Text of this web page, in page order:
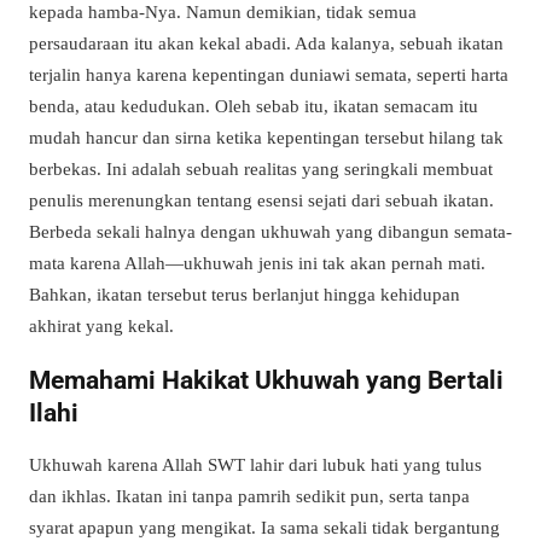
kepada hamba-Nya. Namun demikian, tidak semua
persaudaraan itu akan kekal abadi. Ada kalanya, sebuah ikatan
terjalin hanya karena kepentingan duniawi semata, seperti harta
benda, atau kedudukan. Oleh sebab itu, ikatan semacam itu
mudah hancur dan sirna ketika kepentingan tersebut hilang tak
berbekas. Ini adalah sebuah realitas yang seringkali membuat
penulis merenungkan tentang esensi sejati dari sebuah ikatan.
Berbeda sekali halnya dengan ukhuwah yang dibangun semata-
mata karena Allah—ukhuwah jenis ini tak akan pernah mati.
Bahkan, ikatan tersebut terus berlanjut hingga kehidupan
akhirat yang kekal.
Memahami Hakikat Ukhuwah yang Bertali
Ilahi
Ukhuwah karena Allah SWT lahir dari lubuk hati yang tulus
dan ikhlas. Ikatan ini tanpa pamrih sedikit pun, serta tanpa
syarat apapun yang mengikat. Ia sama sekali tidak bergantung